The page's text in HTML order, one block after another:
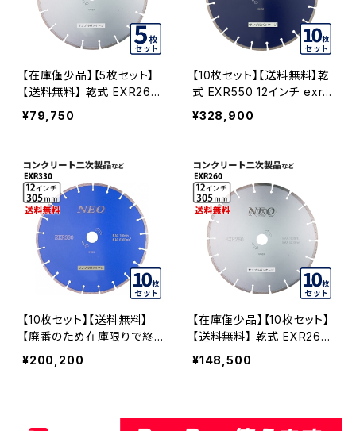
【在庫僅少品】【5枚セット】
【送料無料】 乾式 EXR260
12インチ コンクリート2次製
品など exr260-12 EXR26
¥79,750
【10枚セット】【送料無料】乾
式 EXR550 12インチ exr5
50-12 硬質コンクリート・み
かげ石など EXR550-12-1
¥328,900
【10枚セット】【送料無料】
【廃番のため在庫限りで終
売】乾式 EXR330 12インチ
exr330-12 コンクリート二
¥200,200
【在庫僅少品】【10枚セット】
【送料無料】 乾式 EXR260
12インチ コンクリート2次製
品など exr260-12 EXR26
¥148,500